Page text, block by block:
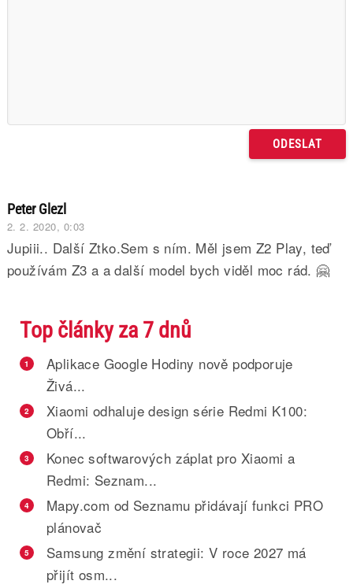
Peter Glezl
2. 2. 2020, 0:03
Jupiii.. Další Ztko.Sem s ním. Měl jsem Z2 Play, teď
používám Z3 a a další model bych viděl moc rád. 🤗
Top články za 7 dnů
1
Aplikace Google Hodiny nově podporuje
Živá...
2
Xiaomi odhaluje design série Redmi K100:
Obří...
3
Konec softwarových záplat pro Xiaomi a
Redmi: Seznam...
4
Mapy.com od Seznamu přidávají funkci PRO
plánovač
5
Samsung změní strategii: V roce 2027 má
přijít osm...